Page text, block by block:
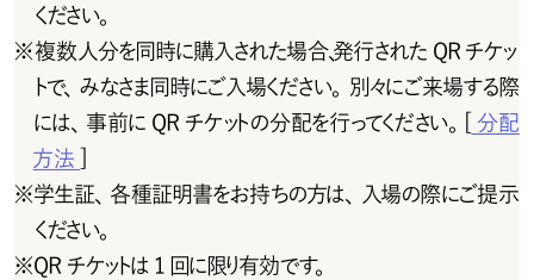
ください。
※複数人分を同時に購入された場合、発行された QR チケッ
トで、みなさま同時にご入場ください。別々にご来場する際
には 、事 前 に Q R チ ケットの 分 配 を 行 ってください 。[
分配
方法 ]
※学生証、各種証明書をお持ちの方は、入場の際にご提示
ください。
※Q R チ ケットは 1 回 に 限り有 効 で す。